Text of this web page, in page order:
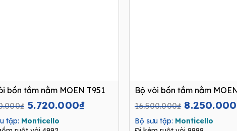
bồn tắm nằm MOEN T951
₫ Original
price
was:
5.720.000₫Current
tập: Monticello
Bộ vòi bồn tắm nằm
16.500.000₫ Original
price
was:
8.250.000
Bộ sưu tập: Monticello